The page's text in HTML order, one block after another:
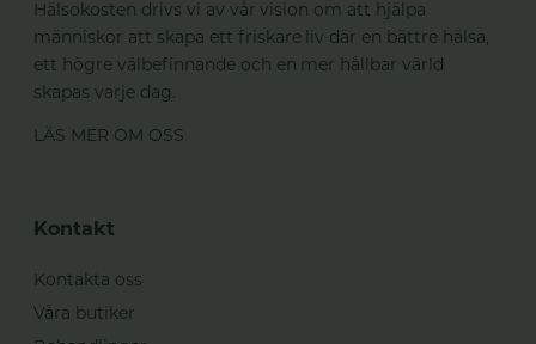
Hälsokosten drivs vi av vår vision om att hjälpa
människor att skapa ett friskare liv där en bättre hälsa,
ett högre välbefinnande och en mer hållbar värld
skapas varje dag.
LÄS MER OM OSS
Kontakt
Kontakta oss
Våra butiker